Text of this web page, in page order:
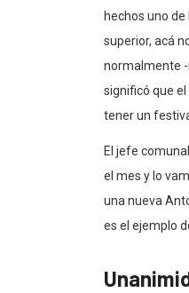
hechos uno
superior, acá
normalmente
significó que
tener un
El jefe
el mes y lo
una nueva
es el ejemplo